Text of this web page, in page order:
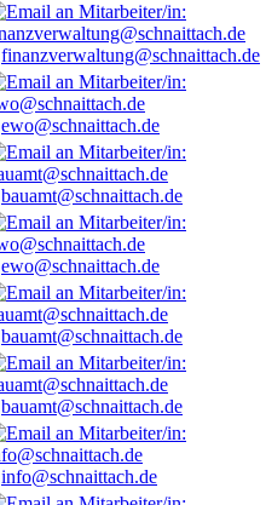
finanzverwaltung@schnaittach.de
ewo@schnaittach.de
bauamt@schnaittach.de
ewo@schnaittach.de
bauamt@schnaittach.de
bauamt@schnaittach.de
info@schnaittach.de